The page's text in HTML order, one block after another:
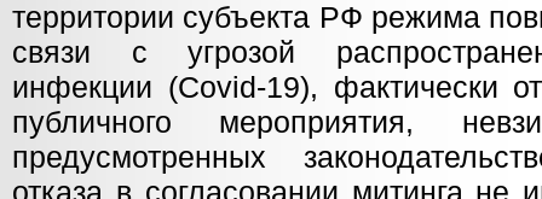
территории субъекта РФ режима
связи с угрозой
инфекции (Covid-19), фактически
публичного мероприятия,
предусмотренных
отказа в согласовании митинга не